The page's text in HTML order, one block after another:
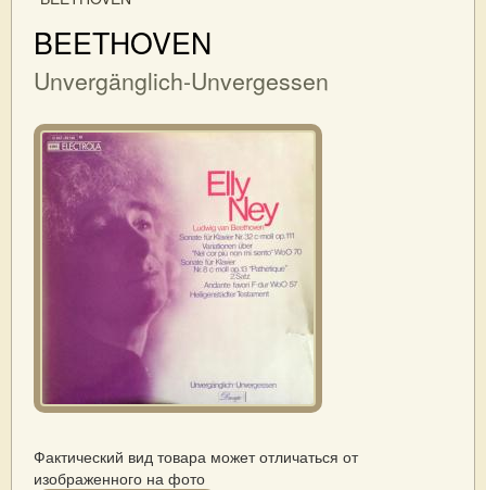
BEETHOVEN
Unvergänglich-Unvergessen
Фактический вид товара может отличаться от
изображенного на фото